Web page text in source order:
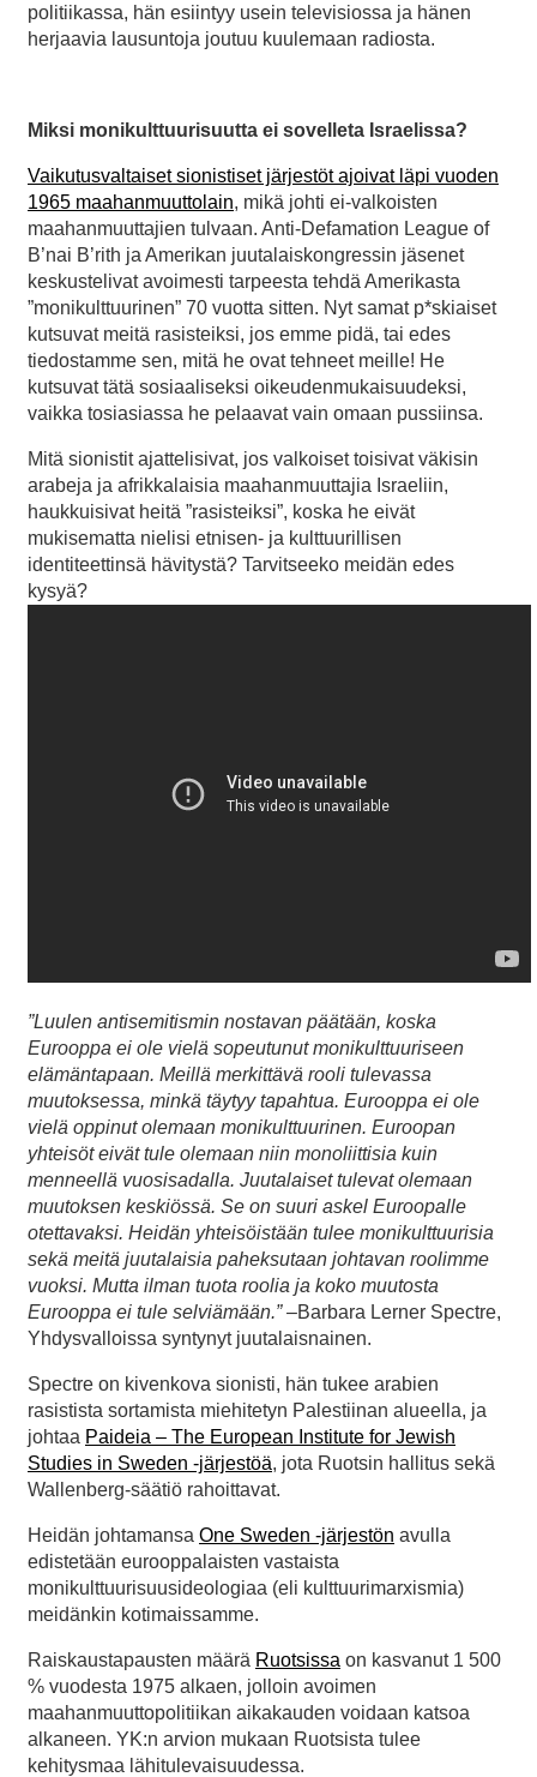
politiikassa, hän esiintyy usein televisiossa ja hänen
herjaavia lausuntoja joutuu kuulemaan radiosta.
Miksi monikulttuurisuutta ei sovelleta Israelissa?
Vaikutusvaltaiset sionistiset järjestöt ajoivat läpi vuoden
1965 maahanmuuttolain, mikä johti ei-valkoisten
maahanmuuttajien tulvaan. Anti-Defamation League of
B’nai B’rith ja Amerikan juutalaiskongressin jäsenet
keskustelivat avoimesti tarpeesta tehdä Amerikasta
”monikulttuurinen” 70 vuotta sitten. Nyt samat p*skiaiset
kutsuvat meitä rasisteiksi, jos emme pidä, tai edes
tiedostamme sen, mitä he ovat tehneet meille! He
kutsuvat tätä sosiaaliseksi oikeudenmukaisuudeksi,
vaikka tosiasiassa he pelaavat vain omaan pussiinsa.
Mitä sionistit ajattelisivat, jos valkoiset toisivat väkisin
arabeja ja afrikkalaisia maahanmuuttajia Israeliin,
haukkuisivat heitä ”rasisteiksi”, koska he eivät
mukisematta nielisi etnisen- ja kulttuurillisen
identiteettinsä hävitystä? Tarvitseeko meidän edes
kysyä?
”Luulen antisemitismin nostavan päätään, koska
Eurooppa ei ole vielä sopeutunut monikulttuuriseen
elämäntapaan. Meillä merkittävä rooli tulevassa
muutoksessa, minkä täytyy tapahtua. Eurooppa ei ole
vielä oppinut olemaan monikulttuurinen. Euroopan
yhteisöt eivät tule olemaan niin monoliittisia kuin
menneellä vuosisadalla. Juutalaiset tulevat olemaan
muutoksen keskiössä. Se on suuri askel Euroopalle
otettavaksi. Heidän yhteisöistään tulee monikulttuurisia
sekä meitä juutalaisia paheksutaan johtavan roolimme
vuoksi. Mutta ilman tuota roolia ja koko muutosta
Eurooppa ei tule selviämään.” –Barbara Lerner Spectre,
Yhdysvalloissa syntynyt juutalaisnainen.
Spectre on kivenkova sionisti, hän tukee arabien
rasistista sortamista miehitetyn Palestiinan alueella, ja
johtaa Paideia – The European Institute for Jewish
Studies in Sweden -järjestöä, jota Ruotsin hallitus sekä
Wallenberg-säätiö rahoittavat.
Heidän johtamansa One Sweden -järjestön avulla
edistetään eurooppalaisten vastaista
monikulttuurisuusideologiaa (eli kulttuurimarxismia)
meidänkin kotimaissamme.
Raiskaustapausten määrä Ruotsissa on kasvanut 1 500
% vuodesta 1975 alkaen, jolloin avoimen
maahanmuuttopolitiikan aikakauden voidaan katsoa
alkaneen. YK:n arvion mukaan Ruotsista tulee
kehitysmaa lähitulevaisuudessa.